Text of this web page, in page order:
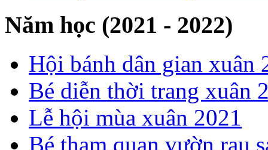
Năm học (2021 - 2022)
Hội bánh dân gian xuân
Bé diễn thời trang xuân
Lễ hội mùa xuân 2021
Bé tham quan vườn rau